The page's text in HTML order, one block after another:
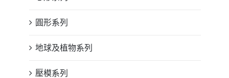
圓形系列
地球及植物系列
壓模系列